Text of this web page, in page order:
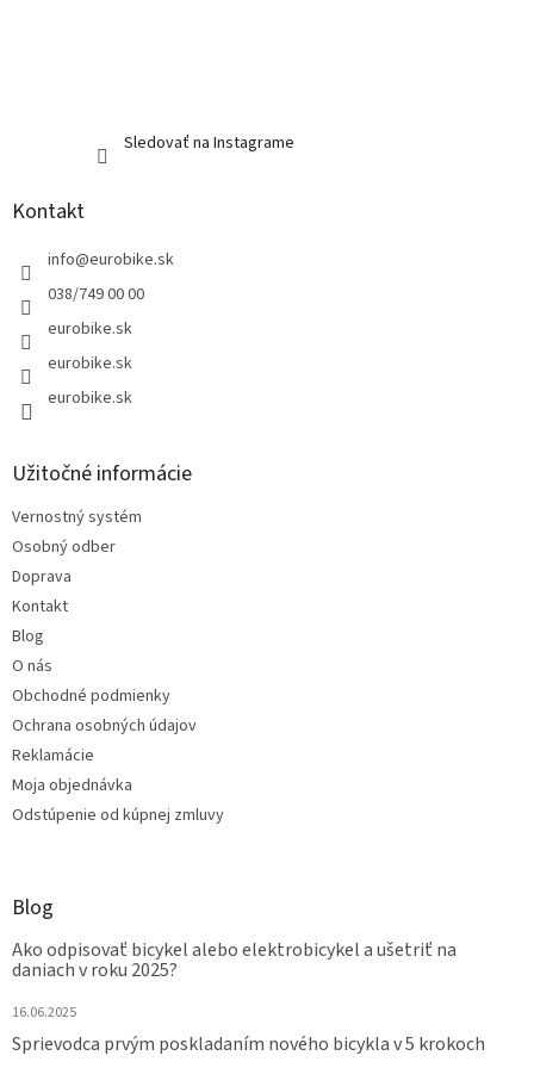
Sledovať na Instagrame
Kontakt
info@eurobike.sk
038/749 00 00
eurobike.sk
eurobike.sk
eurobike.sk
Užitočné informácie
Vernostný systém
Osobný odber
Doprava
Kontakt
Blog
O nás
Obchodné podmienky
Ochrana osobných údajov
Reklamácie
Moja objednávka
Odstúpenie od kúpnej zmluvy
Blog
Ako odpisovať bicykel alebo elektrobicykel a ušetriť na
daniach v roku 2025?
16.06.2025
Sprievodca prvým poskladaním nového bicykla v 5 krokoch